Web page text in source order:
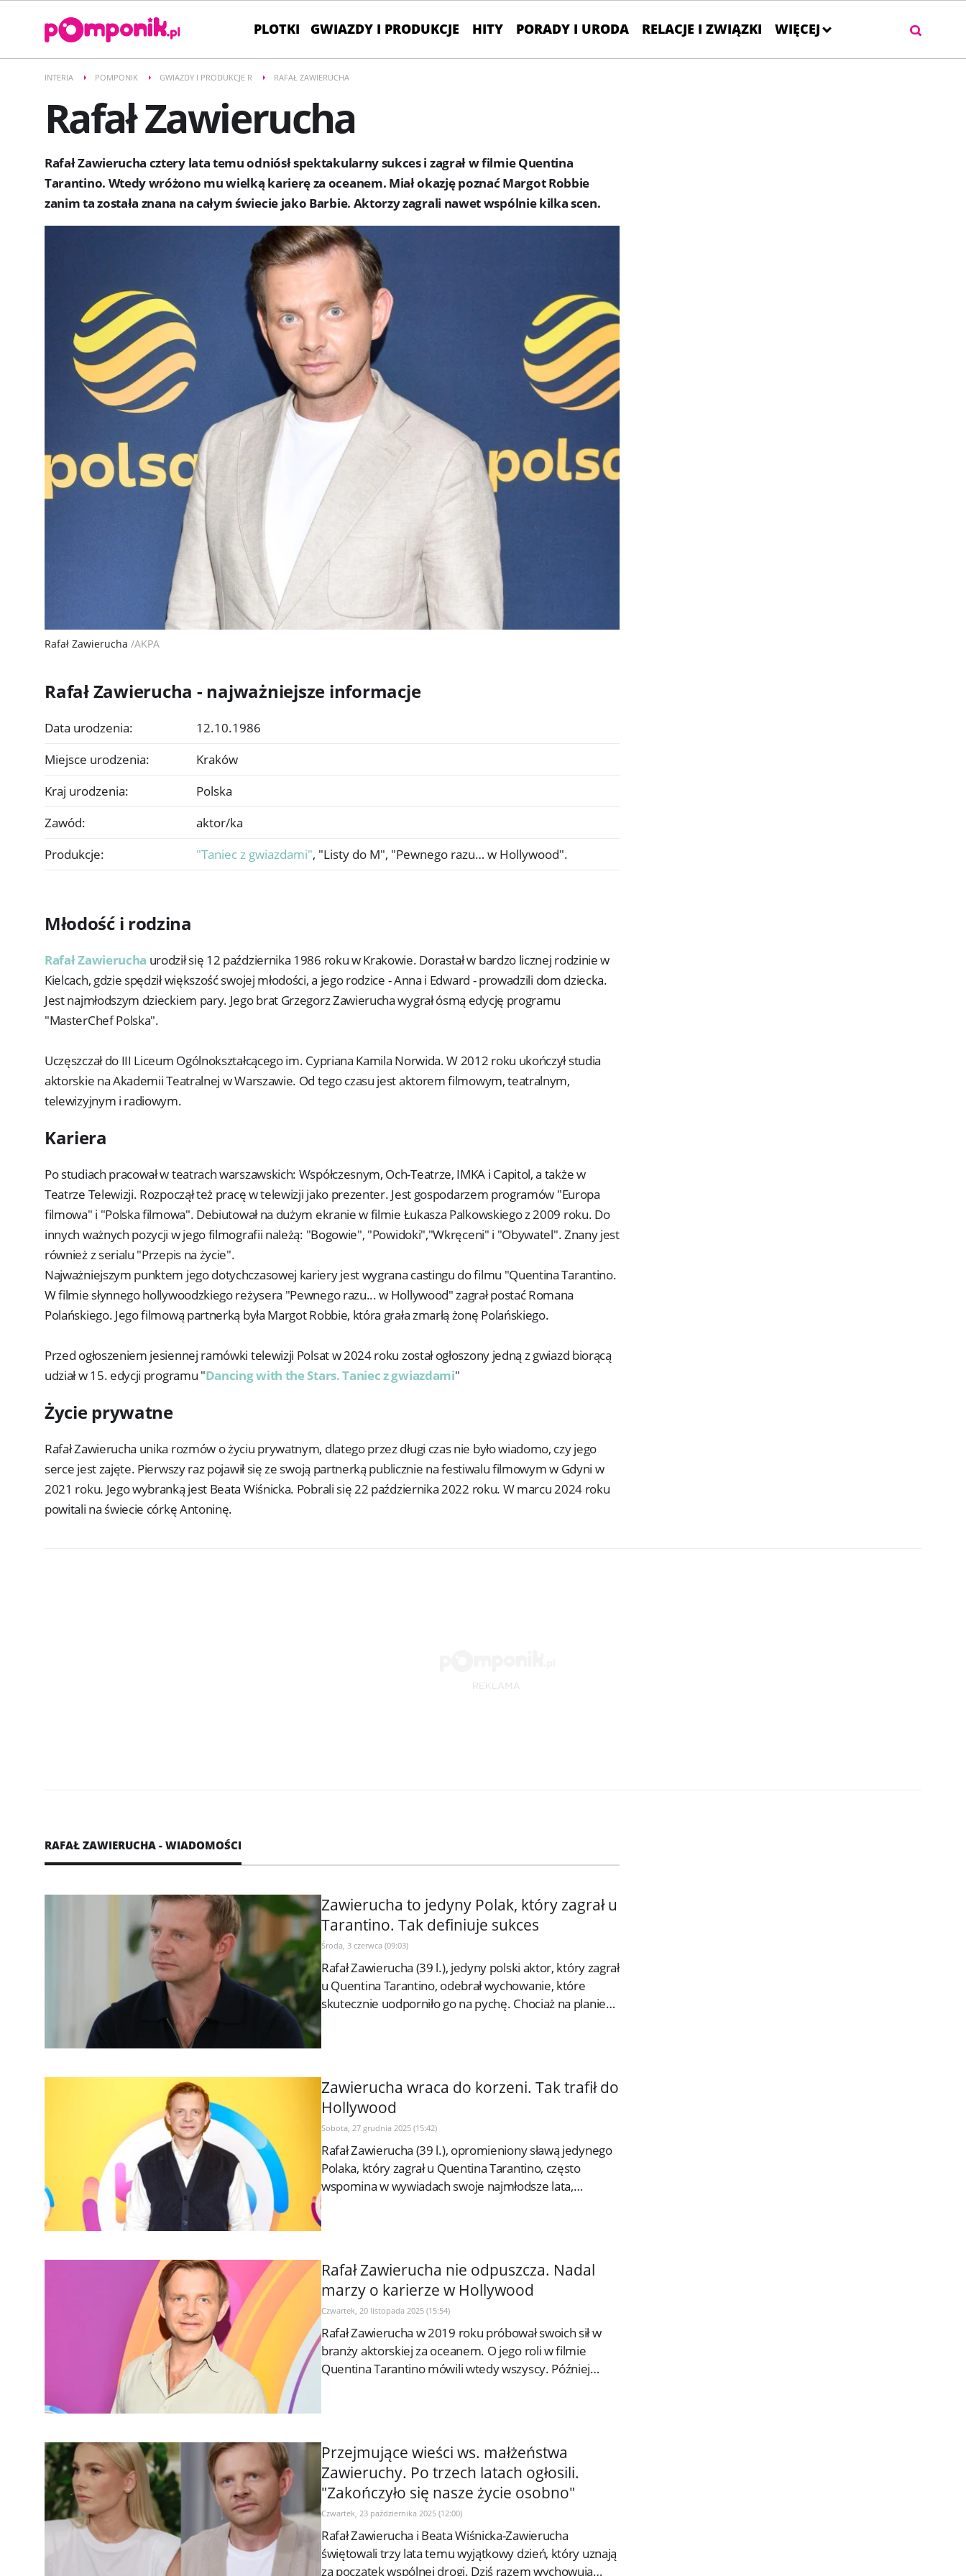
PLOTKI GWIAZDY I PRODUKCJE HITY PORADY I URODA RELACJE I ZWIĄZKI WIĘCEJ
INTERIA POMPONIK GWIAZDY I PRODUKCJE R RAFAŁ ZAWIERUCHA
Rafał Zawierucha
Rafał Zawierucha cztery lata temu odniósł spektakularny sukces i zagrał w filmie Quentina
Tarantino. Wtedy wróżono mu wielką karierę za oceanem. Miał okazję poznać Margot Robbie
zanim ta została znana na całym świecie jako Barbie. Aktorzy zagrali nawet wspólnie kilka scen.
Rafał Zawierucha /AKPA
Rafał Zawierucha - najważniejsze informacje
Data urodzenia:
12.10.1986
Miejsce urodzenia:
Kraków
Kraj urodzenia:
Polska
Zawód:
aktor/ka
Produkcje:
"Taniec z gwiazdami", "Listy do M", "Pewnego razu… w Hollywood".
Młodość i rodzina
Rafał Zawierucha urodził się 12 października 1986 roku w Krakowie. Dorastał w bardzo licznej rodzinie w
Kielcach, gdzie spędził większość swojej młodości, a jego rodzice - Anna i Edward - prowadzili dom dziecka.
Jest najmłodszym dzieckiem pary. Jego brat Grzegorz Zawierucha wygrał ósmą edycję programu
"MasterChef Polska".
Uczęszczał do III Liceum Ogólnokształcącego im. Cypriana Kamila Norwida. W 2012 roku ukończył studia
aktorskie na Akademii Teatralnej w Warszawie. Od tego czasu jest aktorem filmowym, teatralnym,
telewizyjnym i radiowym.
Kariera
Po studiach pracował w teatrach warszawskich: Współczesnym, Och-Teatrze, IMKA i Capitol, a także w
Teatrze Telewizji. Rozpoczął też pracę w telewizji jako prezenter. Jest gospodarzem programów "Europa
filmowa" i "Polska filmowa". Debiutował na dużym ekranie w filmie Łukasza Palkowskiego z 2009 roku. Do
innych ważnych pozycji w jego filmografii należą: "Bogowie", "Powidoki","Wkręceni" i "Obywatel". Znany jest
również z serialu "Przepis na życie".
Najważniejszym punktem jego dotychczasowej kariery jest wygrana castingu do filmu "Quentina Tarantino.
W filmie słynnego hollywoodzkiego reżysera "Pewnego razu... w Hollywood" zagrał postać Romana
Polańskiego. Jego filmową partnerką była Margot Robbie, która grała zmarłą żonę Polańskiego.
Przed ogłoszeniem jesiennej ramówki telewizji Polsat w 2024 roku został ogłoszony jedną z gwiazd biorącą
udział w 15. edycji programu "Dancing with the Stars. Taniec z gwiazdami"
Życie prywatne
Rafał Zawierucha unika rozmów o życiu prywatnym, dlatego przez długi czas nie było wiadomo, czy jego
serce jest zajęte. Pierwszy raz pojawił się ze swoją partnerką publicznie na festiwalu filmowym w Gdyni w
2021 roku. Jego wybranką jest Beata Wiśnicka. Pobrali się 22 października 2022 roku. W marcu 2024 roku
powitali na świecie córkę Antoninę.
RAFAŁ ZAWIERUCHA - WIADOMOŚCI
Zawierucha to jedyny Polak, który zagrał u
Tarantino. Tak definiuje sukces
Środa, 3 czerwca (09:03)
Rafał Zawierucha (39 l.), jedyny polski aktor, który zagrał
u Quentina Tarantino, odebrał wychowanie, które
skutecznie uodporniło go na pychę. Chociaż na planie
Zawierucha wraca do korzeni. Tak trafił do
Hollywood
Sobota, 27 grudnia 2025 (15:42)
Rafał Zawierucha (39 l.), opromieniony sławą jedynego
Polaka, który zagrał u Quentina Tarantino, często
wspomina w wywiadach swoje najmłodsze lata,
Rafał Zawierucha nie odpuszcza. Nadal
marzy o karierze w Hollywood
Czwartek, 20 listopada 2025 (15:54)
Rafał Zawierucha w 2019 roku próbował swoich sił w
branży aktorskiej za oceanem. O jego roli w filmie
Quentina Tarantino mówili wtedy wszyscy. Później
Przejmujące wieści ws. małżeństwa
Zawieruchy. Po trzech latach ogłosili.
"Zakończyło się nasze życie osobno"
Czwartek, 23 października 2025 (12:00)
Rafał Zawierucha i Beata Wiśnicka-Zawierucha
świętowali trzy lata temu wyjątkowy dzień, który uznają
za początek wspólnej drogi. Dziś razem wychowują